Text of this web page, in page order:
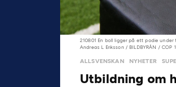
210801 En boll ligger på ett podie
Andreas L Eriksson / BILDBYRÅN / COP
ALLSVENSKAN NYHETER
Utbildning om